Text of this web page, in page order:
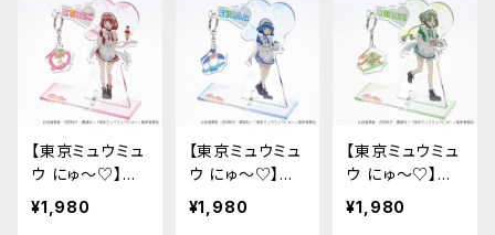
【東京ミュウミュ
ウ にゅ〜♡】ア
クリルキーハン
ガー（いちご）
¥1,980
【東京ミュウミュ
ウ にゅ〜♡】ア
クリルキーハン
ガー（みんと）
¥1,980
【東京ミュウミュ
ウ にゅ〜♡】ア
クリルキーハン
ガー（れたす）
¥1,980